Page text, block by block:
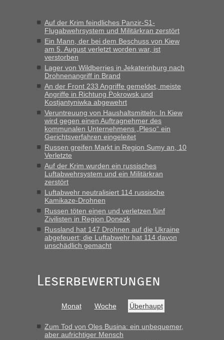
Milliarden aufgedeckt
„Kein Zoll. Du musst an sich nur sagen dass das privat ist
und du nicht damit handeln willst. So lange das nicht
Originalverpackt ist und ersichlich das nicht neu sollte es
keine Probleme geben“
Recht, Visa und Dokumente • Deklaration
gebrauchter Kleidung beim Zoll
„Hallo Leute, ich weiß nicht, ob ich hier richtig bin mit meiner
Anfrage. Ich möchte 4 Umzugskartons mit gebrauchter
Straßen Kleidung bei der Einreise in die Ukraine
mitnehmen. Es ist gebrauchte Kleidung...“
Berichte und Reisetipps • Re: An welchem
Grenzübergang zwischen Polen und der Ukraine geht es am
schnellsten?
„Wir sind mit unserem Wohnmobil, wie geplant am Montag
15.6. in Krakovets rüber. Sehr zeitig los gegen 5 Uhr in der
Früh. Mit sehr sehr wenig Verkehr, super bis zur Grenze. Nur
8 PKW vor der Schranke....“
Berichte und Reisetipps • Re: An welchem
Grenzübergang zwischen Polen und der Ukraine geht es am
„Gestern 6 Stunden warten vor der Grenze Richtung Polen
in Krakowez mit dem Kleinbus. Abfertigung ging dann
Berichte und Reisetipps • Re: An welchem
Grenzübergang zwischen Polen und der Ukraine geht es am
schnellsten?
Auf der Krim feindliches Panzir-S1-
Flugabwehrsystem und Militärkran zerstört
Ein Mann, der bei dem Beschuss von Kiew
am 5. August verletzt worden war, ist
verstorben
Lager von Wildberries in Jekaterinburg nach
Drohnenangriff in Brand
An der Front 233 Angriffe gemeldet, meiste
Angriffe in Richtung Pokrowsk und
Kostjantyniwka abgewehrt
Veruntreuung von Haushaltsmitteln: In Kiew
wird gegen einen Auftragnehmer des
kommunalen Unternehmens „Pleso“ ein
Gerichtsverfahren eingeleitet
Russen greifen Markt in Region Sumy an, 10
Verletzte
Auf der Krim wurden ein russisches
Luftabwehrsystem und ein Militärkran
zerstört
Luftabwehr neutralisiert 114 russische
Kamikaze-Drohnen
Russen töten einen und verletzen fünf
Zivilisten in Region Donezk
Russland hat 147 Drohnen auf die Ukraine
abgefeuert; die Luftabwehr hat 114 davon
unschädlich gemacht
Leserbewertungen
Monat Woche Überhaupt
Zum Tod von Oles Busina: ein unbequemer,
aber aufrichtiger Mensch